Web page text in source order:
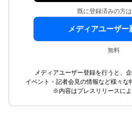
既に登録済みの方
メディアユーザー
無料
メディアユーザー登録を行うと、
イベント・記者会見の情報など様々な
※内容はプレスリリースによ